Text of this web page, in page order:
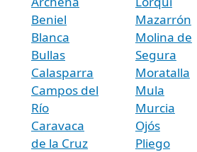
Beniel
Blanca
Bullas
Calasparra
Campos del
Río
Caravaca
de la Cruz
Mazarrón
Molina de
Segura
Moratalla
Mula
Murcia
Ojós
Pliego